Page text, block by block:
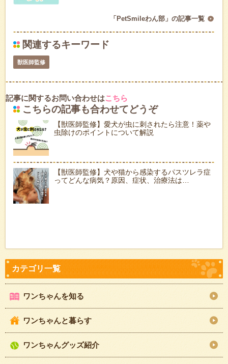
「PetSmileわん部」の記事一覧
関連するキーワード
獣医師監修
記事に関するお問い合わせはこちら
こちらの記事も合わせてどうぞ
【獣医師監修】愛犬が虫に刺されたら注意！薬や
虫除けのポイントについて解説
【獣医師監修】犬や猫から感染するパスツレラ症
ってどんな病気？原因、症状、治療法は…
ワンちゃんを知る
ワンちゃんと暮らす
ワンちゃんグッズ紹介